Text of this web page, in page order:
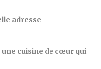
adresse
cuisine de cœur qui